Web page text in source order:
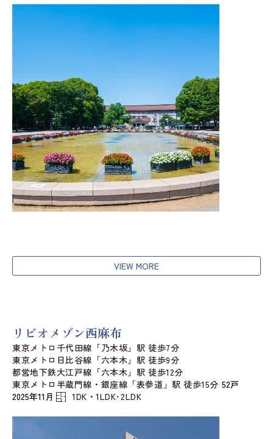
VIEW MORE
リビオメゾン西麻布
東京メトロ千代田線「乃木坂」駅 徒歩7分
東京メトロ日比谷線「六本木」駅 徒歩9分
都営地下鉄大江戸線「六本木」駅 徒歩12分
東京メトロ半蔵門線・銀座線「表参道」駅 徒歩15分 52戸
2025年11月
1DK・1LDK･2LDK